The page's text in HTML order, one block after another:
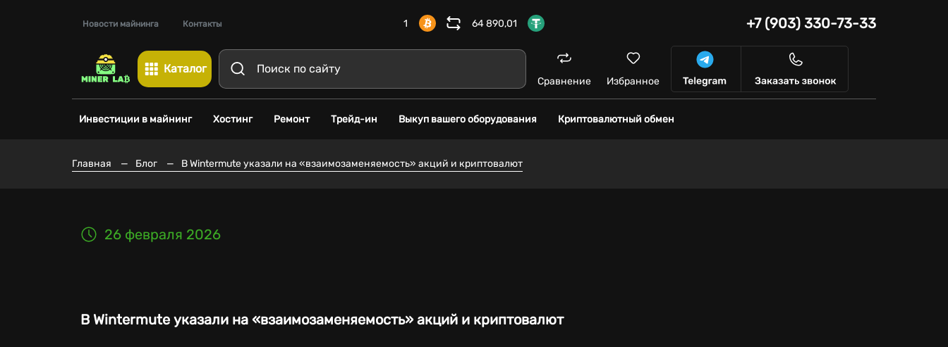
Новости майнинга Контакты 1 64 890,01 +7 (903) 330-73-33
Каталог
Сравнение Избранное
Инвестиции в майнинг Хостинг Ремонт Трейд-ин Выкуп вашего оборудования Криптовалютный обмен
Главная — Блог — В Wintermute указали на «взаимозаменяемость» акций и криптовалют
26 февраля 2026
В Wintermute указали на «взаимозаменяемость» акций и криптовалют